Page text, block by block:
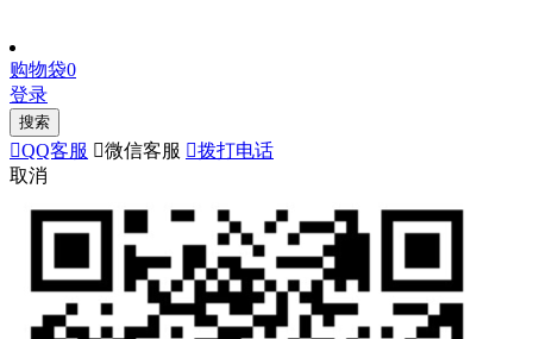
购物袋0
登录
搜索
QQ客服 微信客服 拨打电话
取消